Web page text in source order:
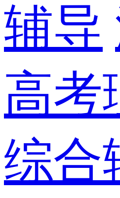
辅导
高考
综合